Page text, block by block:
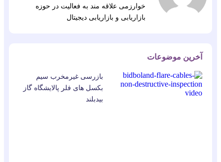
خوارزمی علاقه مند به فعالیت در حوزه
بازاریابی و بازاریابی دیجیتال
آخرین موضوعات
بازرسی غیرمخرب سیم
بکسل های فلر پالایشگاه گاز
بیدبلند